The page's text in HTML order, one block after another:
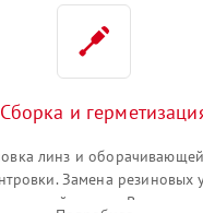
и
линз и
Замена резиновых
смазки.